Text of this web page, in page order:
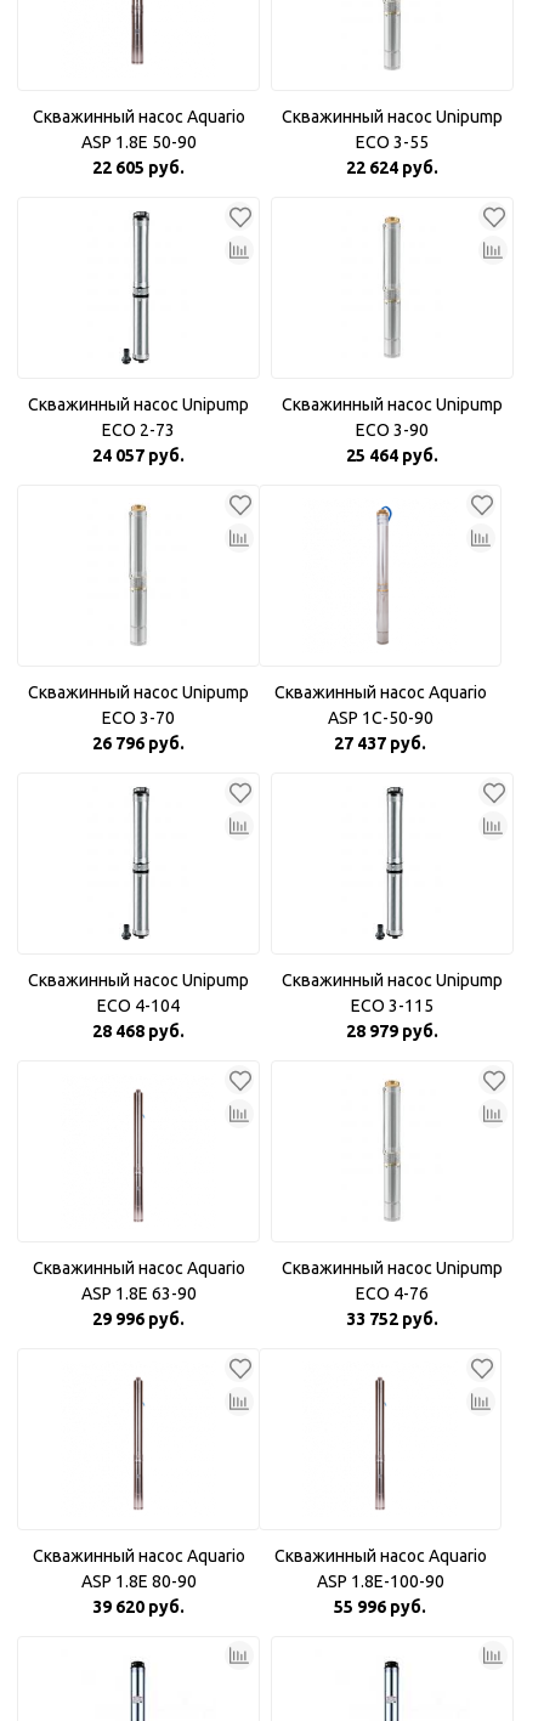
Скважинный насос Aquario
ASP 1.8Е 50-90
22 605 руб.
Скважинный насос Unipump
ECO 3-55
22 624 руб.
Скважинный насос Unipump
ECO 2-73
24 057 руб.
Скважинный насос Unipump
ECO 3-90
25 464 руб.
Скважинный насос Unipump
ECO 3-70
26 796 руб.
Скважинный насос Aquario
ASP 1С-50-90
27 437 руб.
Скважинный насос Unipump
ECO 4-104
28 468 руб.
Скважинный насос Unipump
ECO 3-115
28 979 руб.
Скважинный насос Aquario
ASP 1.8Е 63-90
29 996 руб.
Скважинный насос Unipump
ECO 4-76
33 752 руб.
Скважинный насос Aquario
ASP 1.8E 80-90
39 620 руб.
Скважинный насос Aquario
ASP 1.8E-100-90
55 996 руб.